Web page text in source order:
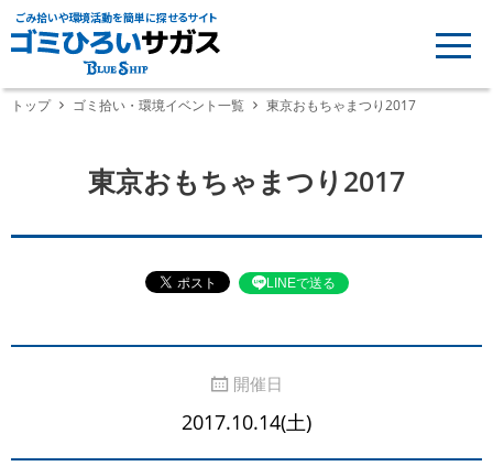
ごみ拾いや環境活動を簡単に探せるサイト
トップ ゴミ拾い・環境イベント一覧 東京おもちゃまつり2017
東京おもちゃまつり2017
LINEで送る
開催日
2017.10.14(土)